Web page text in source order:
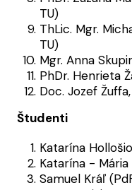
ThLic. Mgr.
Mgr. Anna
PhDr. Henrieta
Doc. Jozef
Študenti
Katarína
Katarína - Mária
Samuel Kráľ